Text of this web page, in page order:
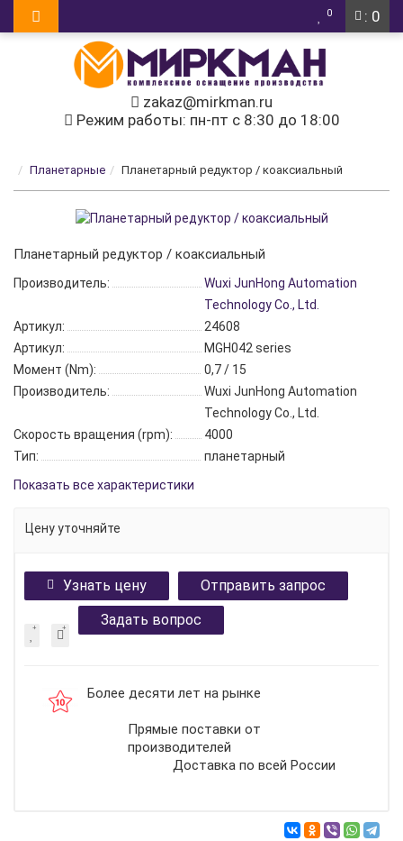
: 0
0
zakaz@mirkman.ru
Режим работы: пн-пт с 8:30 до 18:00
Планетарные Планетарный редуктор / коаксиальный
Планетарный редуктор / коаксиальный
Производитель:
Wuxi JunHong Automation
Technology Co., Ltd.
Артикул:
24608
Артикул:
MGH042 series
Момент (Nm):
0,7 / 15
Производитель:
Wuxi JunHong Automation
Technology Co., Ltd.
Скорость вращения (rpm):
4000
Тип:
планетарный
Показать все характеристики
Цену уточняйте
Узнать цену
Отправить запрос
Задать вопрос
Более десяти лет на рынке
Прямые поставки от
производителей
Доставка по всей России